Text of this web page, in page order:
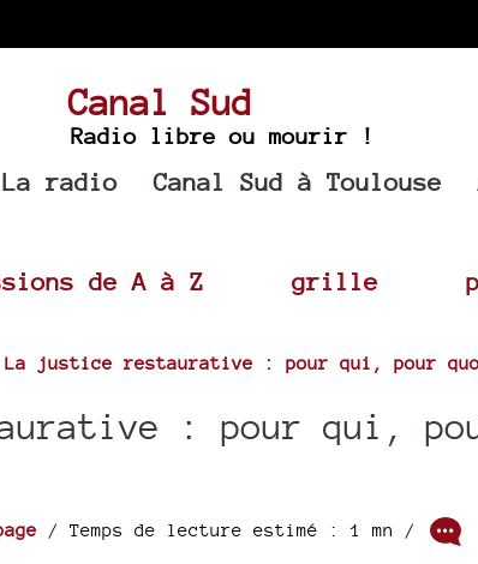
Canal Sud
Radio libre ou mourir !
La radio Canal Sud à Toulouse
de A à Z grille
La justice restaurative : pour qui, pour
: pour qui,
/ Temps de lecture estimé : 1 mn /